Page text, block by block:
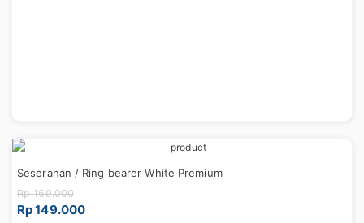
Seserahan / Ring bearer White Premium
Rp 169.000
Rp 149.000